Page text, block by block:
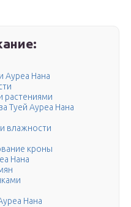
Ауреа Нана
растениями
Туей Ауреа Нана
влажности
кроны
Нана
Нана